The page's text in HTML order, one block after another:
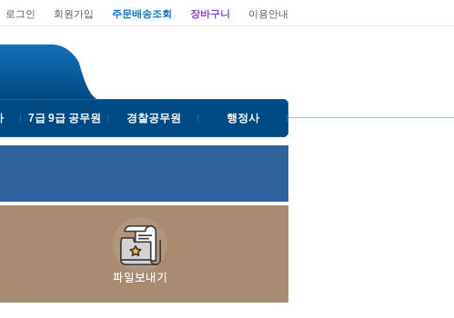
로그인 회원가입 주문배송조회 장바구니 이용안내
7급 9급 공무원 경찰공무원 행정사
파일보내기